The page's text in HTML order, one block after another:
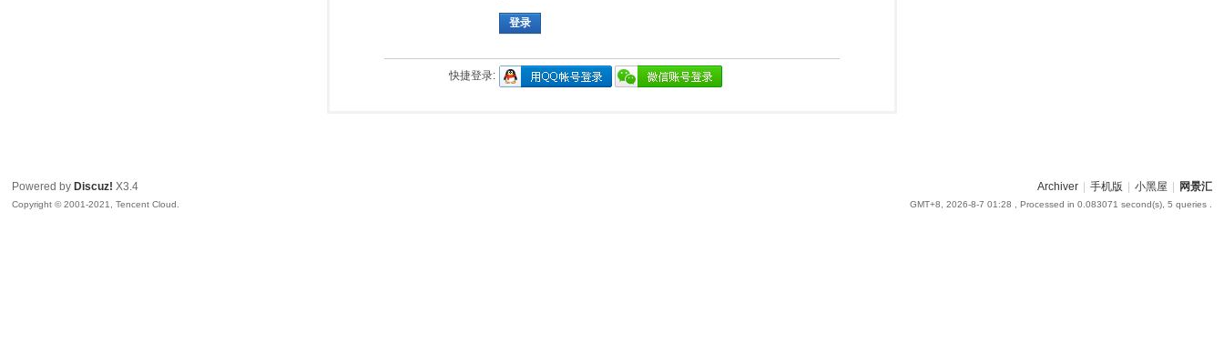
登录
快捷登录:
Archiver 手机版 小黑屋 网景汇
GMT+8, 2026-8-7 01:28 , Processed in 0.083071 second(s), 5 queries .
Powered by Discuz! X3.4
Copyright © 2001-2021, Tencent Cloud.